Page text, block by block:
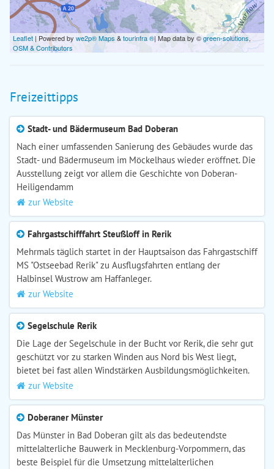
Leaflet | Powered by we2p® Maps &tourinfra ®| Map data by ©green-solutions,
OSM & Contributors
Freizeittipps
Stadt- und Bädermuseum Bad Doberan
Nach einer umfassenden Sanierung des Gebäudes wurde das
Stadt- und Bädermuseum im Möckelhaus wieder eröffnet. Die
Ausstellung zeigt vor allem die Geschichte von Doberan-
Heiligendamm
zur Website
Fahrgastschifffahrt Steußloff in Rerik
Mehrmals täglich startet in der Hauptsaison das Fahrgastschiff
MS "Ostseebad Rerik" zu Ausflugsfahrten entlang der
Halbinsel Wustrow am Haffanleger.
zur Website
Segelschule Rerik
Die Lage der Segelschule in der Bucht vor Rerik, die sehr gut
geschützt vor zu starken Winden aus Nord bis West liegt,
bietet bei fast allen Windstärken Ausbildungsmöglichkeiten.
zur Website
Doberaner Münster
Das Münster in Bad Doberan gilt als das bedeutendste
mittelalterliche Bauwerk in Mecklenburg-Vorpommern, das
beste Beispiel für die Umsetzung mittelalterlichen